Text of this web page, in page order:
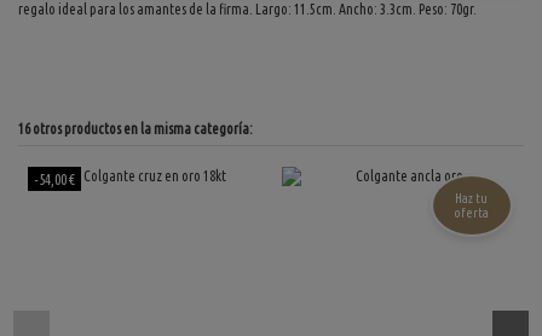
regalo ideal para los amantes de la firma. Largo: 11.5cm. Ancho: 3.3cm. Peso: 70gr.
16 otros productos en la misma categoría:
-54,00 €
Haz tu
oferta